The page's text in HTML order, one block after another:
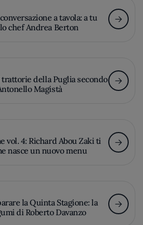
a tavola: a tu
chef Andrea Berton
della Puglia secondo
Magistà
vol. 4: Richard Abou Zaki ti
nasce un nuovo menu
la Quinta Stagione: la
di Roberto Davanzo